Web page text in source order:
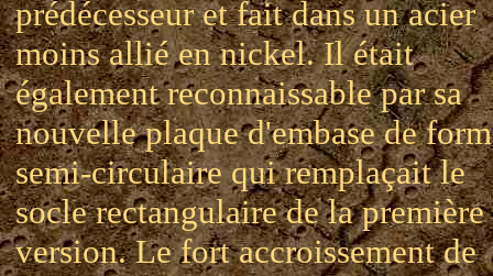
prédécesseur et fait dans un acier
moins allié en nickel. Il était
également reconnaissable par sa
nouvelle plaque d'embase de
semi-circulaire qui remplaçait le
socle rectangulaire de la première
version. Le fort accroissement de